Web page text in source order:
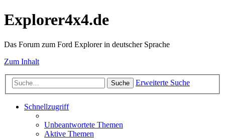
Explorer4x4.de
Das Forum zum Ford Explorer in deutscher Sprache
Zum Inhalt
Suche Erweiterte Suche
Schnellzugriff
Unbeantwortete Themen
Aktive Themen